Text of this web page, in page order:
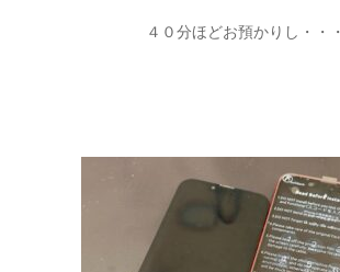
４０分ほどお預かりし・・・